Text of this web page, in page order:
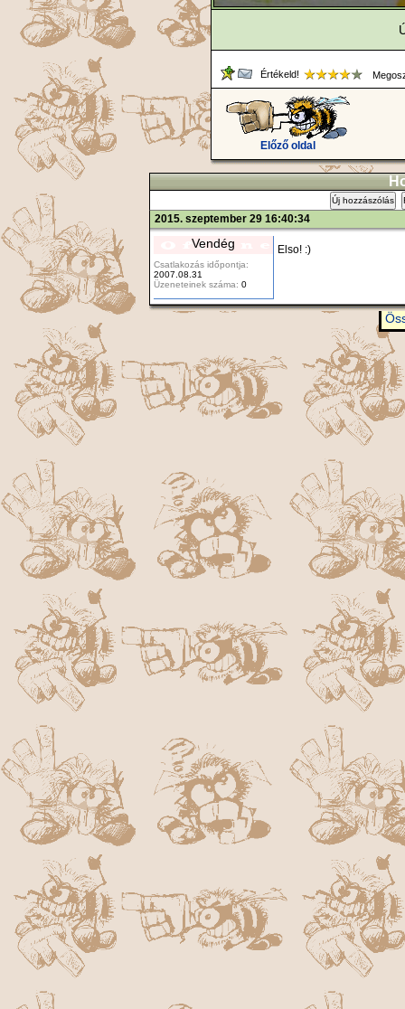
Értékeld!
Előző oldal
Új hozzászólás
2015. szeptember 29 16:40:34
Vendég
Csatlakozás időpontja:
2007.08.31
Üzeneteinek száma: 0
Elso! :)